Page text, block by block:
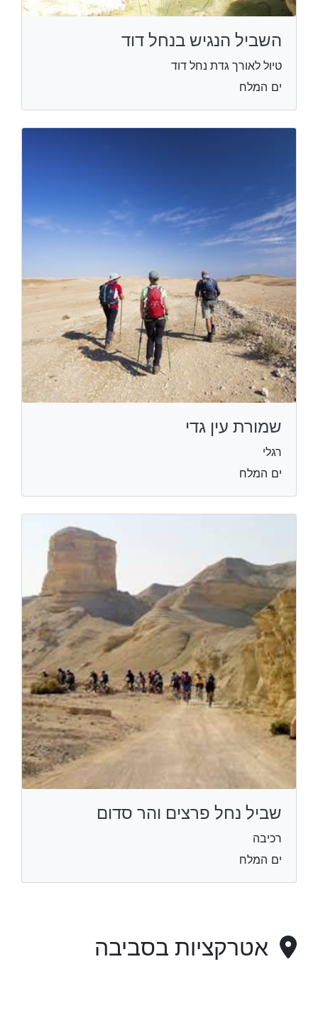
השביל הנגיש בנחל דוד
טיול לאורך גדת נחל דוד
ים המלח
שמורת עין גדי
רגלי
ים המלח
שביל נחל פרצים והר סדום
רכיבה
ים המלח
אטרקציות בסביבה